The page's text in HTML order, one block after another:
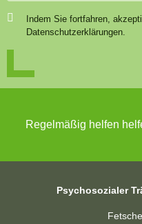
Indem Sie fortfahren,
Datenschutzerklärungen.
Regelmäßig helfen
Psychosozialer